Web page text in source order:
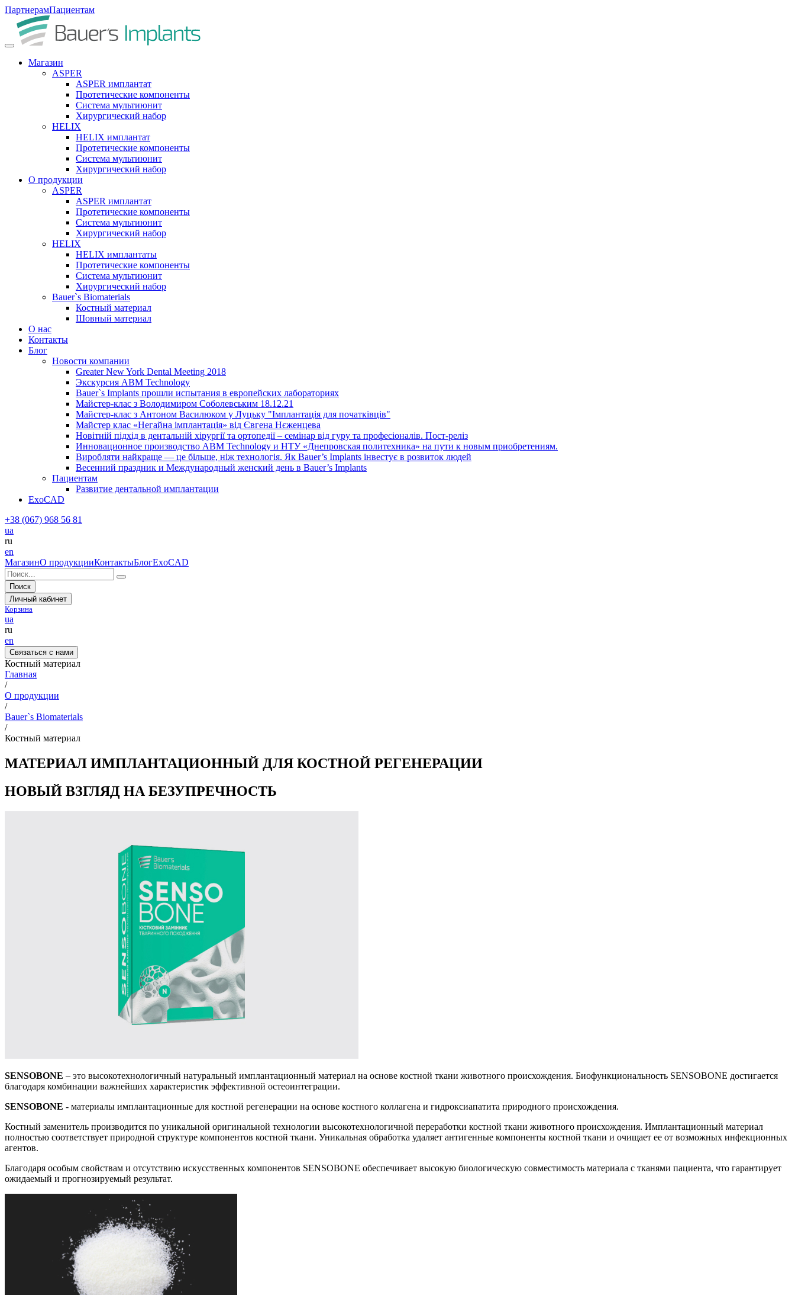
ПартнерамПациентам
Магазин
ASPER
ASPER имплантат
Протетические компоненты
Система мультиюнит
Хирургический набор
HELIX
HELIX имплантат
Протетические компоненты
Система мультиюнит
Хирургический набор
О продукции
ASPER
ASPER имплантат
Протетические компоненты
Система мультиюнит
Хирургический набор
HELIX
HELIX имплантаты
Протетические компоненты
Система мультиюнит
Хирургический набор
Bauer`s Biomaterials
Костный материал
Шовный материал
О нас
Контакты
Блог
Новости компании
Greater New York Dental Meeting 2018
Экскурсия ABM Technology
Bauer`s Implants прошли испытания в европейских лабораториях
Майстер-клас з Володимиром Соболевським 18.12.21
Майстер-клас з Антоном Василюком у Луцьку "Імплантація для початківців"
Майстер клас «Негайна імплантація» від Євгена Нєженцева
Новітній підхід в дентальній хірургії та ортопедії – семінар від гуру та професіоналів. Пост-реліз
Инновационное производство ABM Technology и НТУ «Днепровская политехника» на пути к новым приобретениям.
Виробляти найкраще — це більше, ніж технологія. Як Bauer’s Implants інвестує в розвиток людей
Весенний праздник и Международный женский день в Bauer’s Implants
Пациентам
Развитие дентальной имплантации
ExoCAD
+38 (067) 968 56 81
ua
ru
en
МагазинО продукцииКонтактыБлогExoCAD
Поиск
Личный кабинет
Корзина
ua
ru
en
Связаться с нами
Костный материал
Главная
/
О продукции
/
Bauer`s Biomaterials
/
Костный материал
МАТЕРИАЛ ИМПЛАНТАЦИОННЫЙ ДЛЯ КОСТНОЙ РЕГЕНЕРАЦИИ
НОВЫЙ ВЗГЛЯД НА БЕЗУПРЕЧНОСТЬ
SENSOBONE – это высокотехнологичный натуральный имплантационный материал на основе костной ткани животного происхождения. Биофункциональность SENSOBONE достигается
благодаря комбинации важнейших характеристик эффективной остеоинтеграции.
SENSOBONE - материалы имплантационные для костной регенерации на основе костного коллагена и гидроксиапатита природного происхождения.
Костный заменитель производится по уникальной оригинальной технологии высокотехнологичной переработки костной ткани животного происхождения. Имплантационный материал
полностью соответствует природной структуре компонентов костной ткани. Уникальная обработка удаляет антигенные компоненты костной ткани и очищает ее от возможных инфекционных
агентов.
Благодаря особым свойствам и отсутствию искусственных компонентов SENSOBONE обеспечивает высокую биологическую совместимость материала с тканями пациента, что гарантирует
ожидаемый и прогнозируемый результат.